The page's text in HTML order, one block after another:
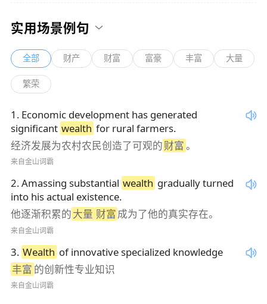
实用场景例句
全部 财产 财富 富豪 丰富 大量
繁荣
1 . Economic development has generated
significant wealth for rural farmers.
经济发展为农村农民创造了可观的财富。
来自金山词霸
2.Amassing substantial wealth gradually turned
into his actual existence.
他逐渐积累的大量 财富成为了他的真实存在。
来自金山词霸
3. Wealth of innovative specialized knowledge
丰富 的创新性专业知识
来自金山词霸